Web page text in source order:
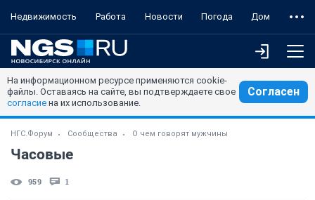
Недвижимость Работа Новости Погода Дом
На информационном ресурсе применяются cookie-
файлы. Оставаясь на сайте, вы подтверждаете свое
согласие на их использование.
Согласен
НГС.Форум Сообщества О чем говорят мужчины
Часовые
959 1